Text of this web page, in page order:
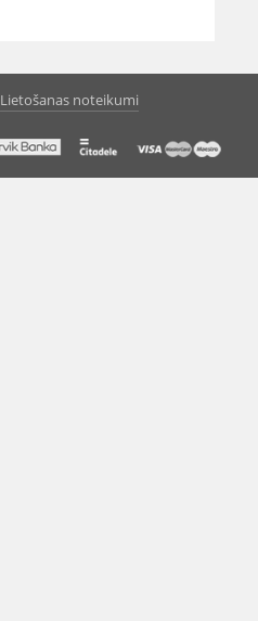
Lietošanas noteikumi